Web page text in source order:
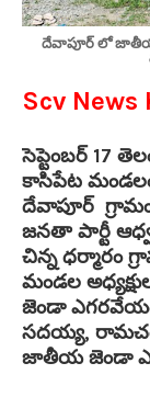
దేవాపూర్ లో జాతీయ
Scv News
సెప్టెంబర్ 17
కాసిపేట
దేవాపూర్
జనతా పార్టీ
చిన్న ధర్మారం
మండల
జెండా
సదయ్య, రామచంద్
జాతీయ జెండా